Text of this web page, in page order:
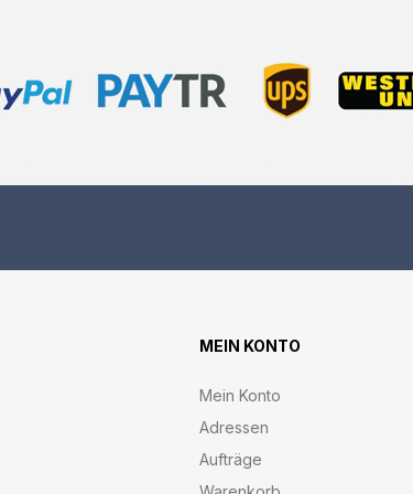
MEIN KONTO
Mein Konto
Adressen
Aufträge